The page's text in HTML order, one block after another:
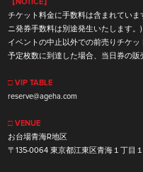
【NOTICE】
チケット料金に手数料は含まれてい
ニ発券手数料は別途発生いたします。)
イベントの中止以外での前売りチケッ
予定枚数に到達した場合、当日券の販
□ VIP TABLE
reserve@ageha.com
□ VENUE
お台場青海R地区
〒135-0064 東京都江東区青海１丁目